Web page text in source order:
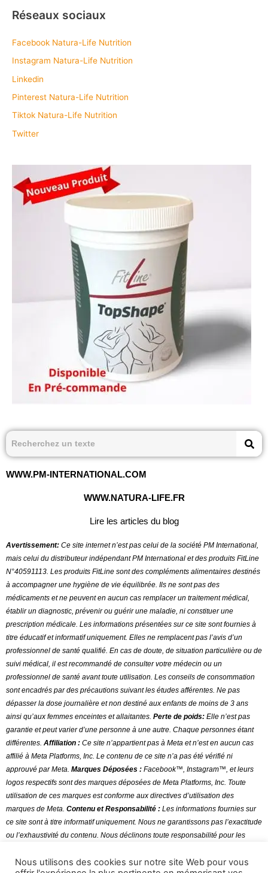
Réseaux sociaux
Facebook Natura-Life Nutrition
Instagram Natura-Life Nutrition
Linkedin
Pinterest Natura-Life Nutrition
Tiktok Natura-Life Nutrition
Twitter
WWW.PM-INTERNATIONAL.COM
WWW.NATURA-LIFE.FR
Lire les articles du blog
Avertissement: Ce site internet n’est pas celui de la société PM International,
mais celui du distributeur indépendant PM International et des produits FitLine
N°40591113. Les produits FitLine sont des compléments alimentaires destinés
à accompagner une hygiène de vie équilibrée. Ils ne sont pas des
médicaments et ne peuvent en aucun cas remplacer un traitement médical,
établir un diagnostic, prévenir ou guérir une maladie, ni constituer une
prescription médicale. Les informations présentées sur ce site sont fournies à
titre éducatif et informatif uniquement. Elles ne remplacent pas l’avis d’un
professionnel de santé qualifié. En cas de doute, de situation particulière ou de
suivi médical, il est recommandé de consulter votre médecin ou un
professionnel de santé avant toute utilisation. Les conseils de consommation
sont encadrés par des précautions suivant les études afférentes. Ne pas
dépasser la dose journalière et non destiné aux enfants de moins de 3 ans
ainsi qu’aux femmes enceintes et allaitantes. Perte de poids: Elle n’est pas
garantie et peut varier d’une personne à une autre. Chaque personnes étant
différentes. Affiliation : Ce site n’appartient pas à Meta et n’est en aucun cas
affilié à Meta Platforms, Inc. Le contenu de ce site n’a pas été vérifié ni
approuvé par Meta. Marques Déposées : Facebook™, Instagram™, et leurs
logos respectifs sont des marques déposées de Meta Platforms, Inc. Toute
utilisation de ces marques est conforme aux directives d’utilisation des
marques de Meta. Contenu et Responsabilité : Les informations fournies sur
ce site sont à titre informatif uniquement. Nous ne garantissons pas l’exactitude
ou l’exhaustivité du contenu. Nous déclinons toute responsabilité pour les
Nous utilisons des cookies sur notre site Web pour vous